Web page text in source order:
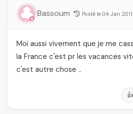
Bassoum Posté le 04 Jan
Moi aussi vivement que je me
la France c'est pr les vacances
c'est autre chose ..
👍